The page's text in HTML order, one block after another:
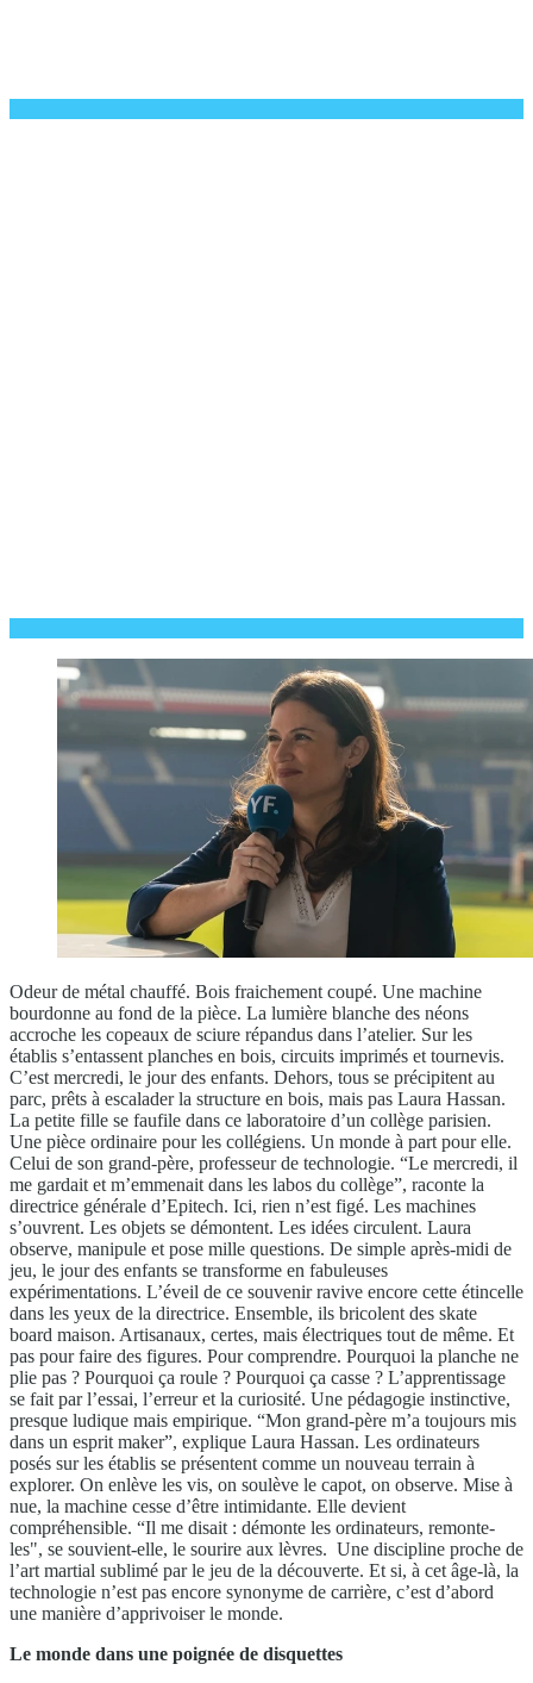
Odeur de métal chauffé. Bois fraichement coupé. Une machine
bourdonne au fond de la pièce. La lumière blanche des néons
accroche les copeaux de sciure répandus dans l’atelier. Sur les
établis s’entassent planches en bois, circuits imprimés et tournevis.
C’est mercredi, le jour des enfants. Dehors, tous se précipitent au
parc, prêts à escalader la structure en bois, mais pas Laura Hassan.
La petite fille se faufile dans ce laboratoire d’un collège parisien.
Une pièce ordinaire pour les collégiens. Un monde à part pour elle.
Celui de son grand-père, professeur de technologie. “Le mercredi, il
me gardait et m’emmenait dans les labos du collège”, raconte la
directrice générale d’Epitech. Ici, rien n’est figé. Les machines
s’ouvrent. Les objets se démontent. Les idées circulent. Laura
observe, manipule et pose mille questions. De simple après-midi de
jeu, le jour des enfants se transforme en fabuleuses
expérimentations. L’éveil de ce souvenir ravive encore cette étincelle
dans les yeux de la directrice. Ensemble, ils bricolent des skate
board maison. Artisanaux, certes, mais électriques tout de même. Et
pas pour faire des figures. Pour comprendre. Pourquoi la planche ne
plie pas ? Pourquoi ça roule ? Pourquoi ça casse ? L’apprentissage
se fait par l’essai, l’erreur et la curiosité. Une pédagogie instinctive,
presque ludique mais empirique. “Mon grand-père m’a toujours mis
dans un esprit maker”, explique Laura Hassan. Les ordinateurs
posés sur les établis se présentent comme un nouveau terrain à
explorer. On enlève les vis, on soulève le capot, on observe. Mise à
nue, la machine cesse d’être intimidante. Elle devient
compréhensible. “Il me disait : démonte les ordinateurs, remonte-
les", se souvient-elle, le sourire aux lèvres. Une discipline proche de
l’art martial sublimé par le jeu de la découverte. Et si, à cet âge-là, la
technologie n’est pas encore synonyme de carrière, c’est d’abord
une manière d’apprivoiser le monde.
Le monde dans une poignée de disquettes